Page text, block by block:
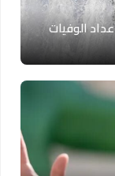
الوفيات